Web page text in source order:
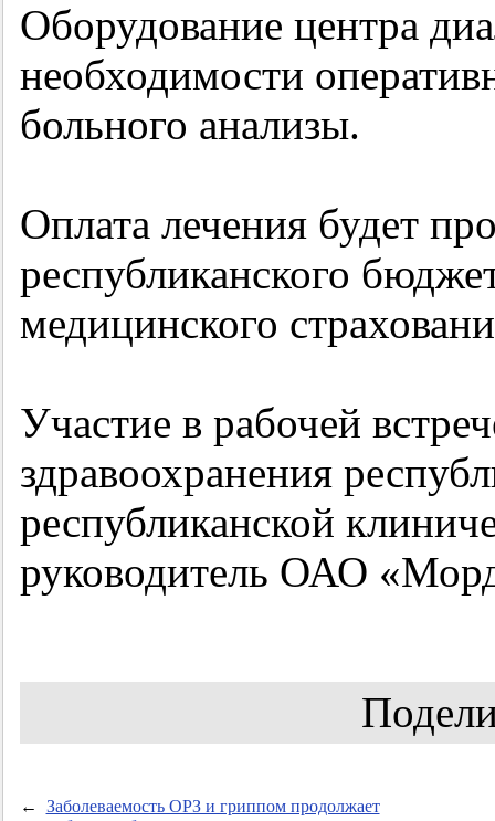
Оборудование центра
необходимости
больного анализы.
Оплата лечения будет
республиканского
медицинского
Участие в рабочей
здравоохранения
республиканской
руководитель ОАО
←
Заболеваемость ОРЗ и гриппом продолжает